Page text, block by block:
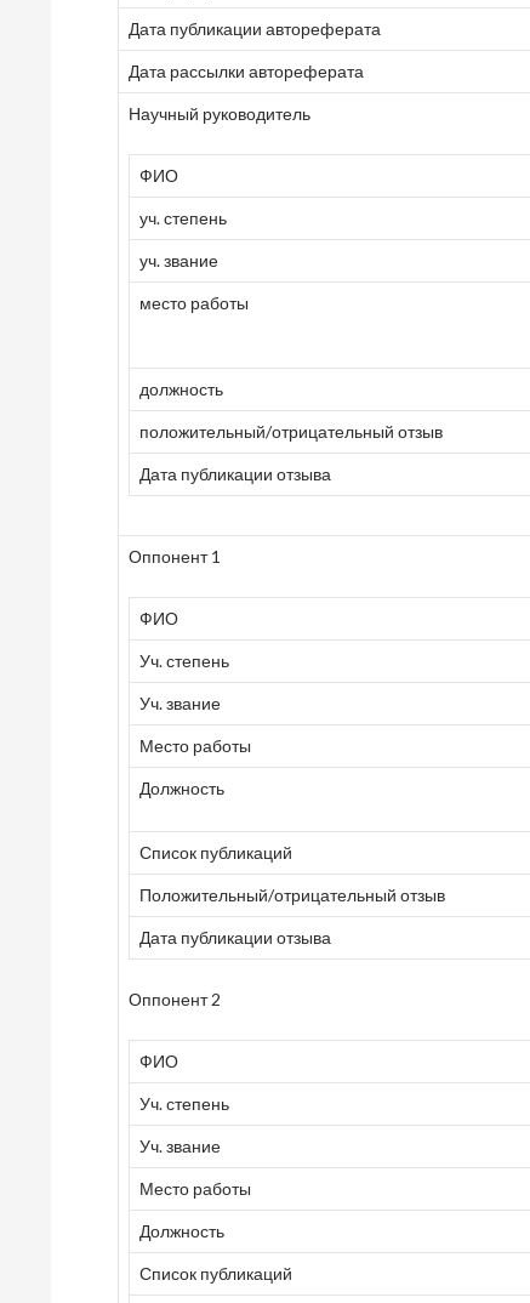
Дата публикации автореферата
Дата рассылки автореферата
Научный руководитель
ФИО
уч. степень
уч. звание
место работы
должность
положительный/отрицательный отзыв
Дата публикации отзыва
Оппонент 1
ФИО
Уч. степень
Уч. звание
Место работы
Должность
Список публикаций
Положительный/отрицательный отзыв
Дата публикации отзыва
Оппонент 2
ФИО
Уч. степень
Уч. звание
Место работы
Должность
Список публикаций